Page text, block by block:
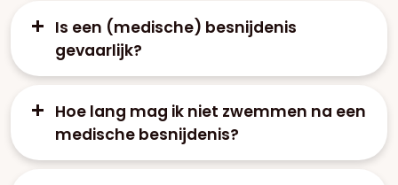
Is een (medische) besnijdenis
gevaarlijk?
Hoe lang mag ik niet zwemmen na een
medische besnijdenis?